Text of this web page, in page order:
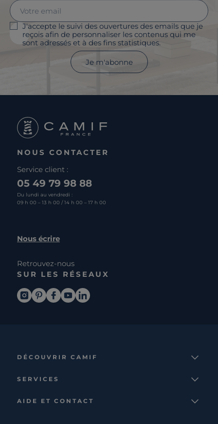
J'accepte le suivi des ouvertures des emails que je
reçois afin de personnaliser les contenus qui me
sont adressés et à des fins statistiques.
Je m'abonne
NOUS CONTACTER
Service client :
05 49 79 98 88
Du lundi au vendredi :
09 h 00 – 13 h 00 / 14 h 00 – 17 h 00
Nous écrire
Retrouvez-nous
SUR LES RÉSEAUX
DÉCOUVRIR CAMIF
Nos collections
SERVICES
AIDE ET CONTACT